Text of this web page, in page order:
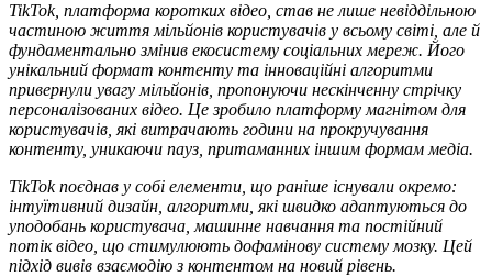
TikTok, платформа коротких відео, став не лише невіддільною
частиною життя мільйонів користувачів у всьому світі, але й
фундаментально змінив екосистему соціальних мереж. Його
унікальний формат контенту та інноваційні алгоритми
привернули увагу мільйонів, пропонуючи нескінченну стрічку
персоналізованих відео. Це зробило платформу магнітом для
користувачів, які витрачають години на прокручування
контенту, уникаючи пауз, притаманних іншим формам медіа.
TikTok поєднав у собі елементи, що раніше існували окремо:
інтуїтивний дизайн, алгоритми, які швидко адаптуються до
уподобань користувача, машинне навчання та постійний
потік відео, що стимулюють дофамінову систему мозку. Цей
підхід вивів взаємодію з контентом на новий рівень.